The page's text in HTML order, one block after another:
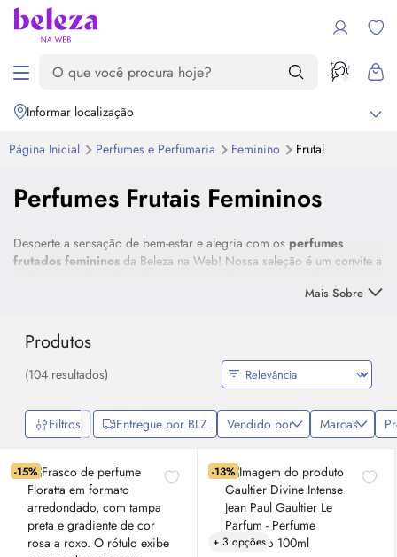
Informar localização
Página Inicial Perfumes e Perfumaria Feminino Frutal
Perfumes Frutais Femininos
Desperte a sensação de bem-estar e alegria com osperfumes
frutados femininos da Beleza na Web! Nossa seleção é um convite a
fragrâncias que celebram a doçura e o frescor das frutas, em uma
Encontre o melhor perfume feminino frutal para você, com notas
suculentas de frutas vermelhas, a doçura irresistível da baunilha e do
caramelo, ou o frescor cítrico de laranja e limão, que energizam e
que combinam a delicadeza das flores com a vibração das frutas,
criando uma fragrância única e envolvente, que exala feminilidade.
Osperfumes frutais femininos
são a escolha perfeita para mulheres
que amamperfumes doces frutados
, cheios de personalidade e
que buscam frescor e leveza para o seu dia a dia. Descubra o seu
perfume e deixe sua marca!
Mais Sobre
Produtos
(104 resultados)
Filtros Entregue por BLZ Vendido por Marcas
-15% -13%
+ 3 opções